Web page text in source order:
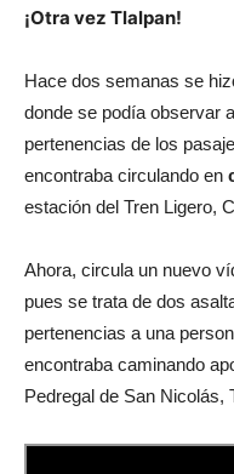
¡Otra vez Tlalpan!
Hace dos semanas se
donde se podía observar
pertenencias de los
encontraba circulando en
estación del Tren Ligero,
Ahora, circula un nuevo
pues se trata de dos
pertenencias a una
encontraba caminando
Pedregal de San Nicolás,